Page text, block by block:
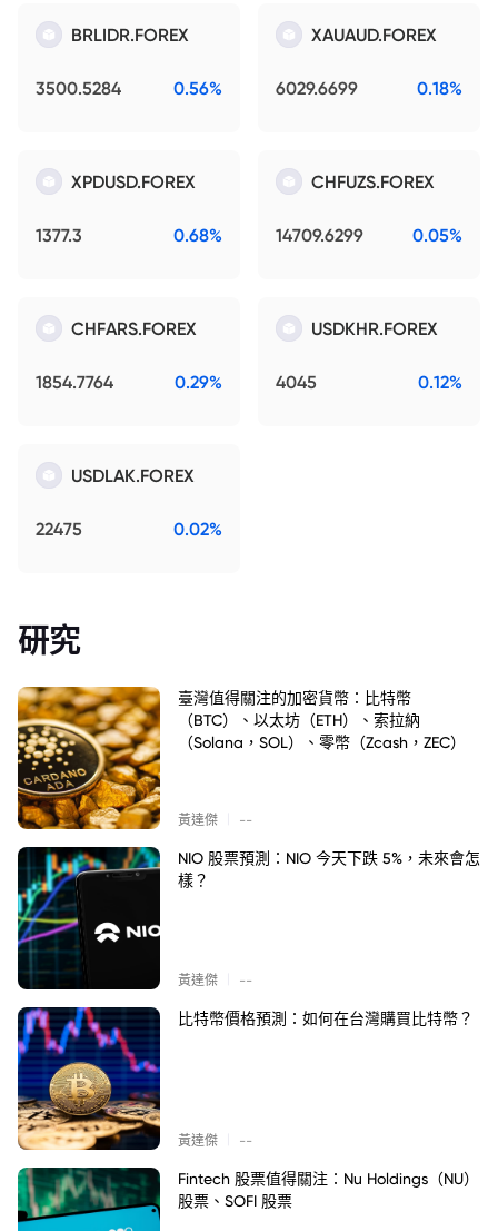
BRLIDR.FOREX
3500.5284 0.56%
XAUAUD.FOREX
6029.6699 0.18%
XPDUSD.FOREX
1377.3 0.68%
CHFUZS.FOREX
14709.6299 0.05%
CHFARS.FOREX
1854.7764 0.29%
USDKHR.FOREX
4045 0.12%
USDLAK.FOREX
22475 0.02%
研究
臺灣值得關注的加密貨幣：比特幣
（BTC）、以太坊（ETH）、索拉納
（Solana，SOL）、零幣（Zcash，ZEC）
黃達傑 --
NIO 股票預測：NIO 今天下跌 5%，未來會怎
樣？
黃達傑 --
比特幣價格預測：如何在台灣購買比特幣？
黃達傑 --
Fintech 股票值得關注：Nu Holdings（NU）
股票、SOFI 股票